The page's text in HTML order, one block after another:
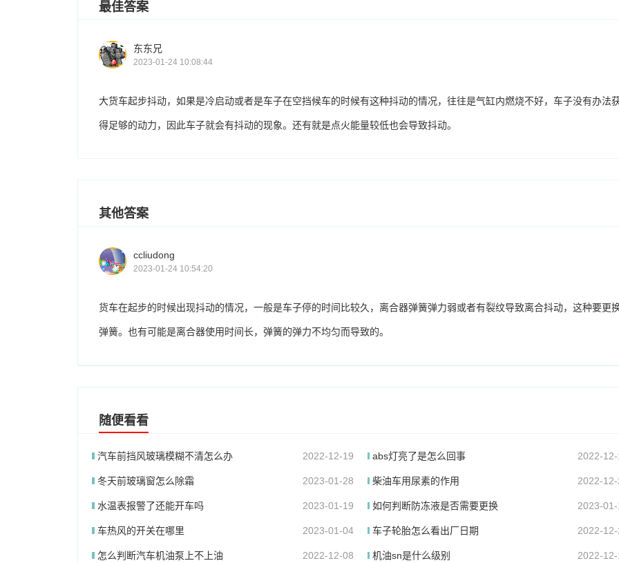
最佳答案
东东兄
2023-01-24 10:08:44
大货车起步抖动，如果是冷启动或者是车子在空挡候车的时候有这种抖动的情况，往往是气缸内燃烧不好，车子没有办法
得足够的动力，因此车子就会有抖动的现象。还有就是点火能量较低也会导致抖动。
其他答案
ccliudong
2023-01-24 10:54:20
货车在起步的时候出现抖动的情况，一般是车子停的时间比较久，离合器弹簧弹力弱或者有裂纹导致离合抖动，这种要更
弹簧。也有可能是离合器使用时间长，弹簧的弹力不均匀而导致的。
随便看看
汽车前挡风玻璃模糊不清怎么办 2022-12-19 abs灯亮了是怎么回事 2022-
冬天前玻璃窗怎么除霜 2023-01-28 柴油车用尿素的作用 2022-
水温表报警了还能开车吗 2023-01-19 如何判断防冻液是否需要更换 2023-
车热风的开关在哪里 2023-01-04 车子轮胎怎么看出厂日期 2022-
怎么判断汽车机油泵上不上油 2022-12-08 机油sn是什么级别 2022-